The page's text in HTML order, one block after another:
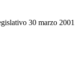
30 marzo 2001